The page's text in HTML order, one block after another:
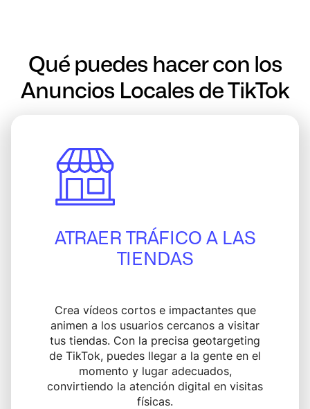
Qué puedes hacer con los
Anuncios Locales de TikTok
ATRAER TRÁFICO A LAS
TIENDAS
Crea vídeos cortos e impactantes que
animen a los usuarios cercanos a visitar
tus tiendas. Con la precisa geotargeting
de TikTok, puedes llegar a la gente en el
momento y lugar adecuados,
convirtiendo la atención digital en visitas
físicas.